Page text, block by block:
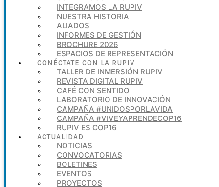
INTEGRAMOS LA RUPIV
NUESTRA HISTORIA
ALIADOS
INFORMES DE GESTIÓN
BROCHURE 2026
ESPACIOS DE REPRESENTACIÓN
CONÉCTATE CON LA RUPIV
TALLER DE INMERSIÓN RUPIV
REVISTA DIGITAL RUPIV
CAFÉ CON SENTIDO
LABORATORIO DE INNOVACIÓN
CAMPAÑA #UNIDOSPORLAVIDA
CAMPAÑA #VIVEYAPRENDECOP16
RUPIV ES COP16
ACTUALIDAD
NOTICIAS
CONVOCATORIAS
BOLETINES
EVENTOS
PROYECTOS